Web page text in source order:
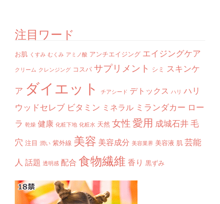
注目ワード
お肌 くすみ むくみ アミノ酸 アンチエイジング エイジングケア
クリーム クレンジング コスパ サプリメント シミ スキンケ
ア ダイエット チアシード デトックス ハリ ハリ
ウッドセレブ ビタミン ミネラル ミランダカー ロー
ラ 乾燥 健康 化粧下地 化粧水 天然 女性愛用 成城石井毛
穴 注目 潤い 紫外線 美容 美容成分 美容業界 美容液 肌 芸能
人 話題 透明感 配合 食物繊維 香り 黒ずみ